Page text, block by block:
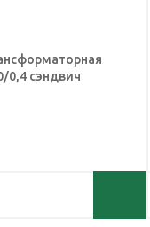
0,4 сэндвич